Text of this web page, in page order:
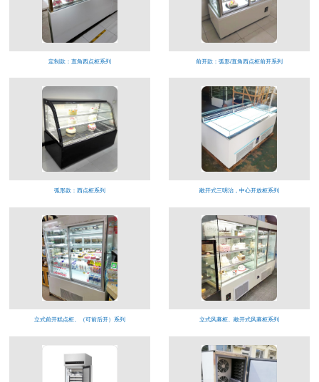
定制款：直角西点柜系列 前开款：弧形/直角西点柜前开系列
弧形款：西点柜系列 敞开式三明治，中心开放柜系列
立式前开糕点柜、（可前后开）系列 立式风幕柜、敞开式风幕柜系列